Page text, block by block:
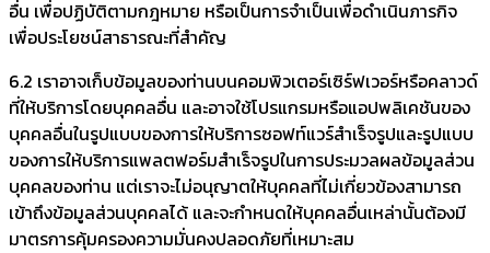
อื่น เพื่อปฏิบัติตามกฎหมาย หรือเป็นการจำเป็นเพื่อดำเนินภารกิจ
เพื่อประโยชน์สาธารณะที่สำคัญ
6.2 เราอาจเก็บข้อมูลของท่านบนคอมพิวเตอร์เซิร์ฟเวอร์หรือคลาวด์
ที่ให้บริการโดยบุคคลอื่น และอาจใช้โปรแกรมหรือแอปพลิเคชันของ
บุคคลอื่นในรูปแบบของการให้บริการซอฟท์แวร์สำเร็จรูปและรูปแบบ
ของการให้บริการแพลตฟอร์มสำเร็จรูปในการประมวลผลข้อมูลส่วน
บุคคลของท่าน แต่เราจะไม่อนุญาตให้บุคคลที่ไม่เกี่ยวข้องสามารถ
เข้าถึงข้อมูลส่วนบุคคลได้ และจะกำหนดให้บุคคลอื่นเหล่านั้นต้องมี
มาตรการคุ้มครองความมั่นคงปลอดภัยที่เหมาะสม